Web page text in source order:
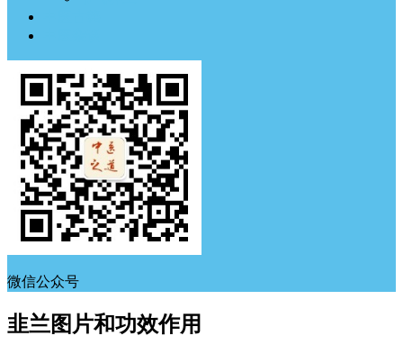
微信公众号
韭兰图片和功效作用